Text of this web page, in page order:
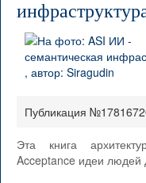
Публикация
Эта книга
Acceptance идеи людей